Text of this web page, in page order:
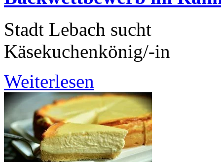
Stadt Lebach sucht
Käsekuchenkönig/-in
Weiterlesen